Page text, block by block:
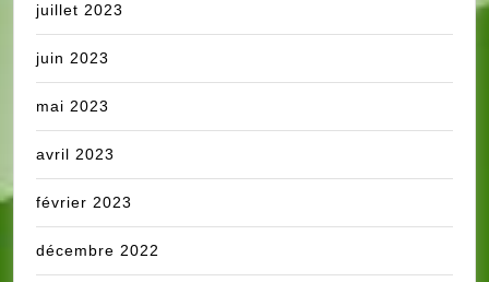
juillet 2023
juin 2023
mai 2023
avril 2023
février 2023
décembre 2022